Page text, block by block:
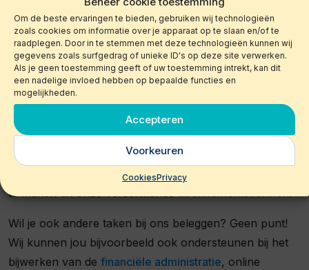
Om de beste ervaringen te bieden, gebruiken wij technologieën
zoals cookies om informatie over je apparaat op te slaan en/of te
raadplegen. Door in te stemmen met deze technologieën kunnen wij
gegevens zoals surfgedrag of unieke ID's op deze site verwerken.
Als je geen toestemming geeft of uw toestemming intrekt, kan dit
een nadelige invloed hebben op bepaalde functies en
mogelijkheden.
Accepteren
Voorkeuren
CookiesPrivacy
van jouw behoeften. Met onze flexibele urenbundels
betaal je alleen voor de daadwerkelijk gewerkte uren.
Hoe werkt het?
Moneypenny regelt alles: de selectie, de matching en
de begeleiding van alle benodigde secretaresses of
assistenten. Wij hebben altijd wel een of meerdere VA’s
paraat, voor hoe kort of hoe lang je ze ook nodig hebt.
In een persoonlijk gesprek helpen we je de beste keuze
te maken uit onze verschillende
Wil je ook andere taken bij ons beleggen? Geen punt!
Wij kunnen jou bijvoorbeeld ook ondersteunen bij het
bijwerken van de financiële administratie, online